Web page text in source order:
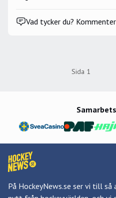
Vad tycker du?
Sida 1
På HockeyNews.se ser vi till